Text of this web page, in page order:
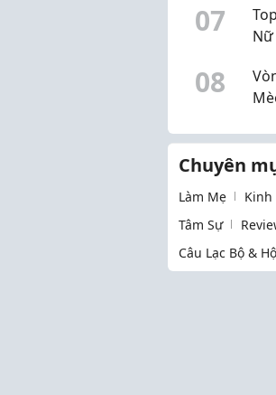
07
Nữ
08
Chuyên
Làm Mẹ Kinh
Tâm Sự
Câu Lạc Bộ &